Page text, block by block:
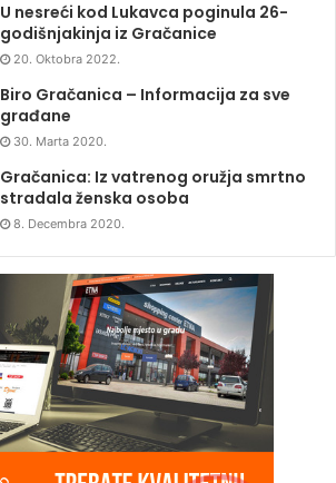
U nesreći kod Lukavca poginula 26-
godišnjakinja iz Gračanice
20. Oktobra 2022.
Biro Gračanica – Informacija za sve
građane
30. Marta 2020.
Gračanica: Iz vatrenog oružja smrtno
stradala ženska osoba
8. Decembra 2020.